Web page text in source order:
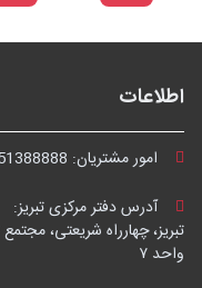
اطلاعات
امور مشتریان:
آدرس دفتر مرکزی تبریز:
تبریز، چهارراه شریعتی،
واحد ۷